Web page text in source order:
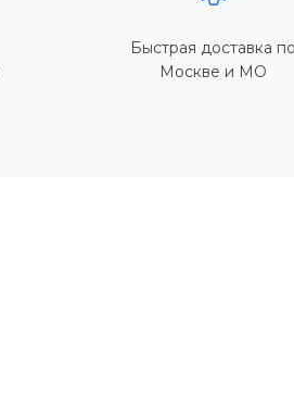
Быстрая доставка по
Москве и МО